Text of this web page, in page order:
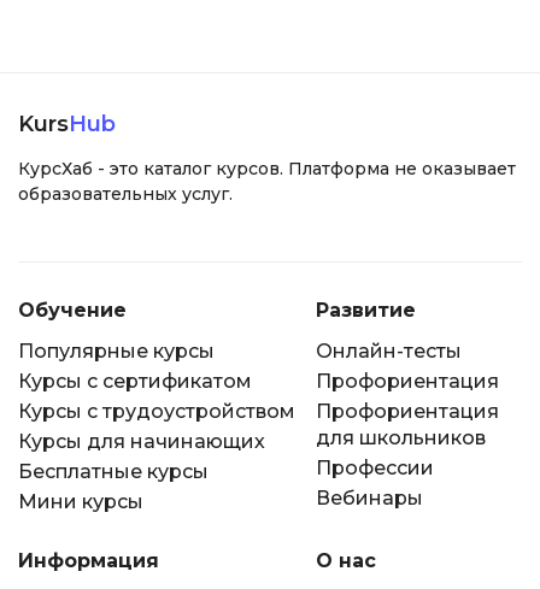
KursHub
КурсХаб - это каталог курсов. Платформа не оказывает
образовательных услуг.
Обучение
Популярные курсы
Курсы с сертификатом
Курсы с трудоустройством
Курсы для начинающих
Бесплатные курсы
Мини курсы
Развитие
Онлайн-тесты
Профориентация
Профориентация
для школьников
Профессии
Вебинары
Информация
О нас